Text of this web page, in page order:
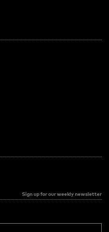
Sign up for our weekly newsletter